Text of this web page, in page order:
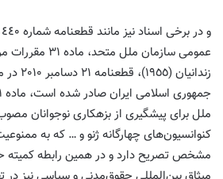
عمومی سازمان ملل
کنوانسیون‌های چهارگانه ژنو و … که به
مشخص تصریح دارد و در همین رابطه کمیته